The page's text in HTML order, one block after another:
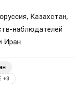
Казахстан,
наблюдателей
Иран.
+3